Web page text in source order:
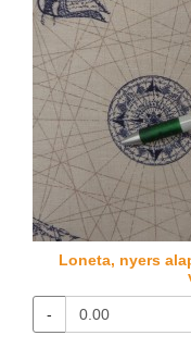
Loneta, nyers
-